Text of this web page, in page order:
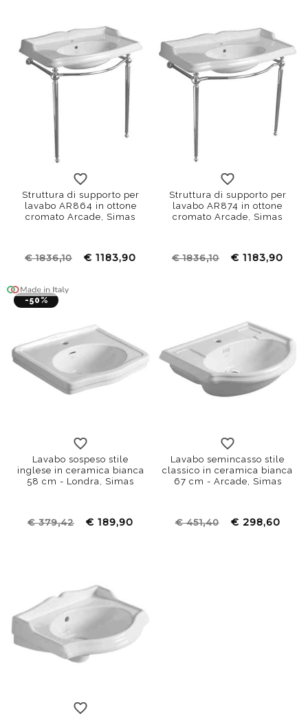
Struttura di supporto per
lavabo AR864 in ottone
cromato Arcade, Simas
€ 1836,10 € 1183,90
Struttura di supporto per
lavabo AR874 in ottone
cromato Arcade, Simas
€ 1836,10 € 1183,90
-50%
58x51
Lavabo sospeso stile
inglese in ceramica bianca
58 cm - Londra, Simas
€ 379,42 € 189,90
Lavabo semincasso stile
classico in ceramica bianca
67 cm - Arcade, Simas
€ 451,40 € 298,60